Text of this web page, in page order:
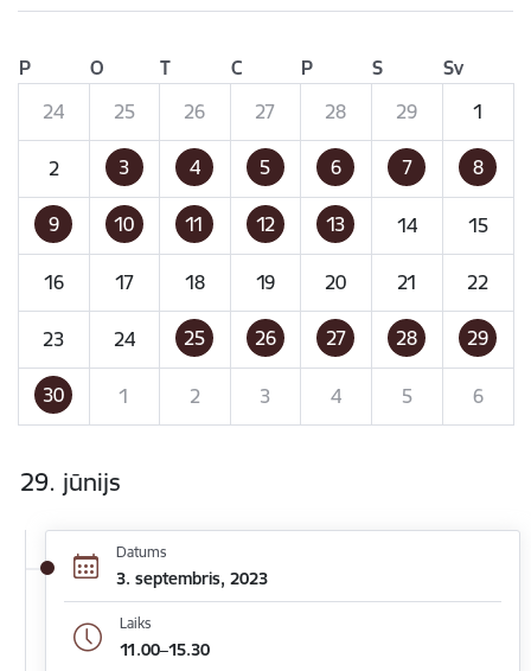
P O T C P S
Sv
24
25 26 27 28 29 1
2 3 4 5 6 7 8
9 10 11 12 13 14 15
16 17 18 19 20 21 22
23 24 25 26 27 28 29
30 1 2 3 4 5 6
29. jūnijs
Datums
3. septembris, 2023
Laiks
11.00–15.30